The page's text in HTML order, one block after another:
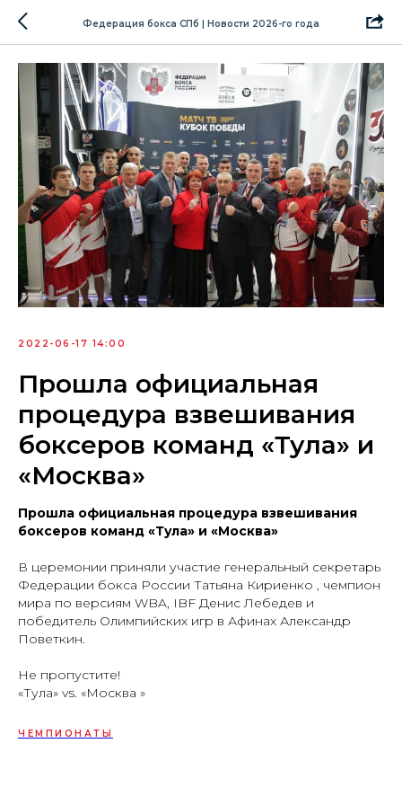
Федерация бокса СПб | Новости 2026-го года
2022-06-17 14:00
Прошла официальная
процедура взвешивания
боксеров команд «Тула» и
«Москва»
Прошла официальная процедура взвешивания
боксеров команд «Тула» и «Москва»
В церемонии приняли участие генеральный секретарь
Федерации бокса России Татьяна Кириенко , чемпион
мира по версиям WBA, IBF Денис Лебедев и
победитель Олимпийских игр в Афинах Александр
Поветкин.
Не пропустите!
«Тула» vs. «Москва »
ЧЕМПИОНАТЫ